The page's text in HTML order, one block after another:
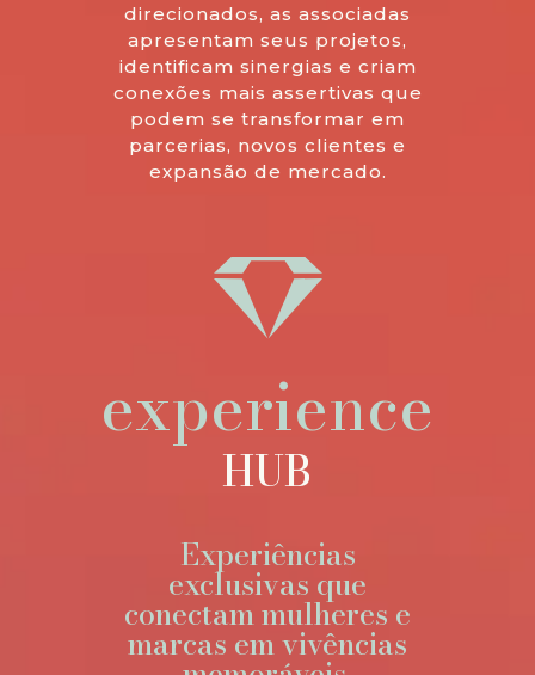
direcionados, as associadas
apresentam seus projetos,
identificam sinergias e criam
conexões mais assertivas que
podem se transformar em
parcerias, novos clientes e
expansão de mercado.
experience
HUB
Experiências
exclusivas que
conectam mulheres e
marcas em vivências